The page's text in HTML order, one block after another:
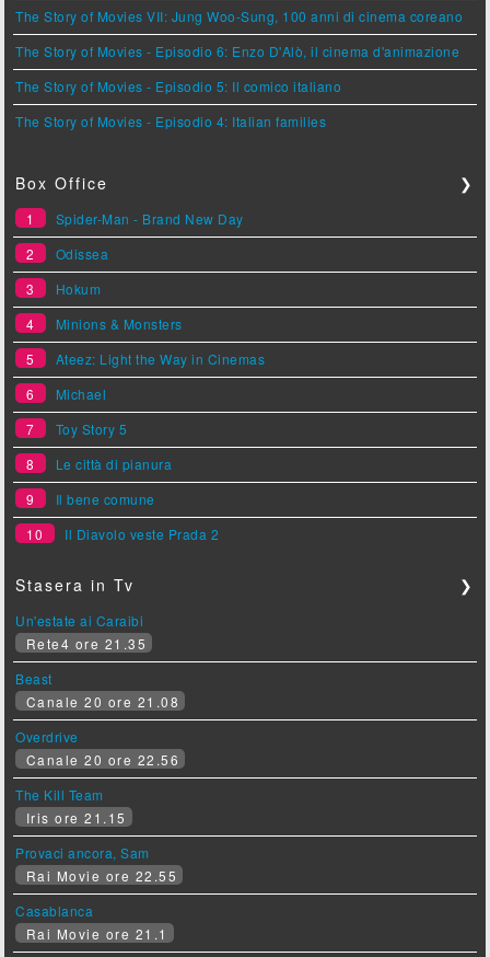
The Story of Movies VII: Jung Woo-Sung, 100 anni di cinema coreano
The Story of Movies - Episodio 6: Enzo D'Alò, il cinema d'animazione
The Story of Movies - Episodio 5: Il comico italiano
The Story of Movies - Episodio 4: Italian families
Box Office ❯
1
Spider-Man - Brand New Day
2
Odissea
3
Hokum
4
Minions & Monsters
5
Ateez: Light the Way in Cinemas
6
Michael
7
Toy Story 5
8
Le città di pianura
9
Il bene comune
10
Il Diavolo veste Prada 2
Stasera in Tv ❯
Un'estate ai Caraibi
Rete4 ore 21.35
Beast
Canale 20 ore 21.08
Overdrive
Canale 20 ore 22.56
The Kill Team
Iris ore 21.15
Provaci ancora, Sam
Rai Movie ore 22.55
Casablanca
Rai Movie ore 21.1